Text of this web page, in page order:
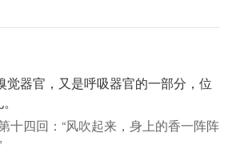
器官，又是呼吸器官的一部分，位
十四回：“风吹起来，身上的香一阵阵